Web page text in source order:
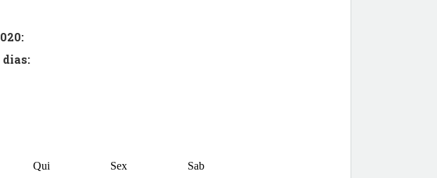
dias:
Qui Sex
Sab